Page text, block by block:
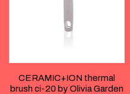
CERAMIC+ION thermal
brush ci-20 by Olivia Garden